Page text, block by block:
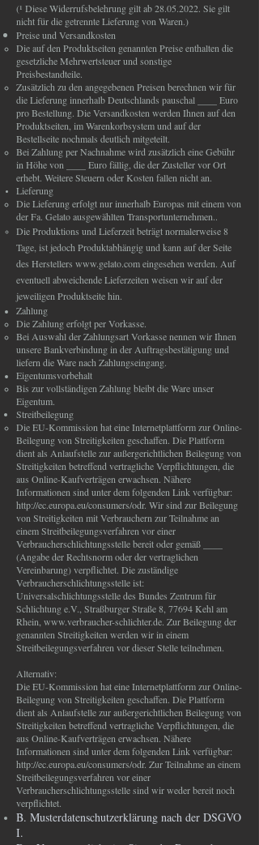
(¹ Diese Widerrufsbelehrung gilt ab 28.05.2022. Sie gilt
nicht für die getrennte Lieferung von Waren.)
Preise und Versandkosten
Die auf den Produktseiten genannten Preise enthalten die
gesetzliche Mehrwertsteuer und sonstige
Preisbestandteile.
Zusätzlich zu den angegebenen Preisen berechnen wir für
die Lieferung innerhalb Deutschlands pauschal ____ Euro
pro Bestellung. Die Versandkosten werden Ihnen auf den
Produktseiten, im Warenkorbsystem und auf der
Bestellseite nochmals deutlich mitgeteilt.
Bei Zahlung per Nachnahme wird zusätzlich eine Gebühr
in Höhe von ____ Euro fällig, die der Zusteller vor Ort
erhebt. Weitere Steuern oder Kosten fallen nicht an.
Lieferung
Die Lieferung erfolgt nur innerhalb Europas mit einem von
der Fa. Gelato ausgewählten Transportunternehmen..
Die Produktions und Lieferzeit beträgt normalerweise 8
Tage, ist jedoch Produktabhängig und kann auf der Seite
des Herstellers www.gelato.comeingesehen werden. Auf
eventuell abweichende Lieferzeiten weisen wir auf der
jeweiligen Produktseite hin.
Zahlung
Die Zahlung erfolgt per Vorkasse.
Bei Auswahl der Zahlungsart Vorkasse nennen wir Ihnen
unsere Bankverbindung in der Auftragsbestätigung und
liefern die Ware nach Zahlungseingang.
Eigentumsvorbehalt
Bis zur vollständigen Zahlung bleibt die Ware unser
Eigentum.
Streitbeilegung
Die EU-Kommission hat eine Internetplattform zur Online-
Beilegung von Streitigkeiten geschaffen. Die Plattform
dient als Anlaufstelle zur außergerichtlichen Beilegung von
Streitigkeiten betreffend vertragliche Verpflichtungen, die
aus Online-Kaufverträgen erwachsen. Nähere
Informationen sind unter dem folgenden Link verfügbar:
http://ec.europa.eu/consumers/odr. Wir sind zur Beilegung
von Streitigkeiten mit Verbrauchern zur Teilnahme an
einem Streitbeilegungsverfahren vor einer
Verbraucherschlichtungsstelle bereit oder gemäß ____
(Angabe der Rechtsnorm oder der vertraglichen
Vereinbarung) verpflichtet. Die zuständige
Verbraucherschlichtungsstelle ist:
Universalschlichtungsstelle des Bundes Zentrum für
Schlichtung e.V., Straßburger Straße 8, 77694 Kehl am
Rhein, www.verbraucher-schlichter.de. Zur Beilegung der
genannten Streitigkeiten werden wir in einem
Streitbeilegungsverfahren vor dieser Stelle teilnehmen.
Alternativ:
Die EU-Kommission hat eine Internetplattform zur Online-
Beilegung von Streitigkeiten geschaffen. Die Plattform
dient als Anlaufstelle zur außergerichtlichen Beilegung von
Streitigkeiten betreffend vertragliche Verpflichtungen, die
aus Online-Kaufverträgen erwachsen. Nähere
Informationen sind unter dem folgenden Link verfügbar:
http://ec.europa.eu/consumers/odr. Zur Teilnahme an einem
Streitbeilegungsverfahren vor einer
Verbraucherschlichtungsstelle sind wir weder bereit noch
verpflichtet.
B. Musterdatenschutzerklärung nach der DSGVO
I.